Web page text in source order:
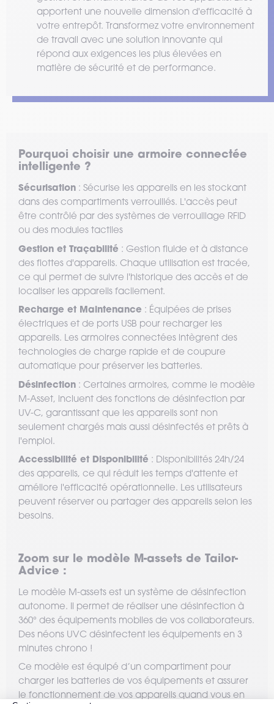
apportent une nouvelle dimension d'efficacité à
votre entrepôt. Transformez votre environnement
de travail avec une solution innovante qui
répond aux exigences les plus élevées en
matière de sécurité et de performance.
Pourquoi choisir une armoire connectée
intelligente ?
Sécurisation : Sécurise les appareils en les stockant
dans des compartiments verrouillés. L'accès peut
être contrôlé par des systèmes de verrouillage RFID
ou des modules tactiles
Gestion et Traçabilité : Gestion fluide et à distance
des flottes d'appareils. Chaque utilisation est tracée,
ce qui permet de suivre l'historique des accès et de
localiser les appareils facilement.
Recharge et Maintenance : Équipées de prises
électriques et de ports USB pour recharger les
appareils. Les armoires connectées intègrent des
technologies de charge rapide et de coupure
automatique pour préserver les batteries.
Désinfection : Certaines armoires, comme le modèle
M-Asset, incluent des fonctions de désinfection par
UV-C, garantissant que les appareils sont non
seulement chargés mais aussi désinfectés et prêts à
l'emploi.
Accessibilité et Disponibilité : Disponibilités 24h/24
des appareils, ce qui réduit les temps d'attente et
améliore l'efficacité opérationnelle. Les utilisateurs
peuvent réserver ou partager des appareils selon les
besoins.
Zoom sur le modèle M-assets de Tailor-
Advice :
Le modèle M-assets est un système de désinfection
autonome. Il permet de réaliser une désinfection à
360° des équipements mobiles de vos collaborateurs.
Des néons UVC désinfectent les équipements en 3
minutes chrono !
Ce modèle est équipé d’un compartiment pour
charger les batteries de vos équipements et assurer
le fonctionnement de vos appareils quand vous en